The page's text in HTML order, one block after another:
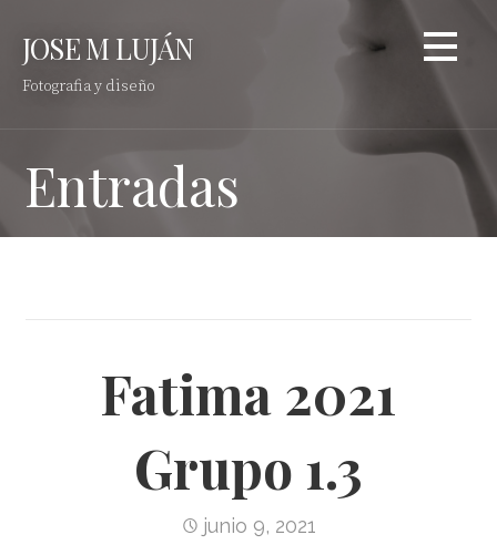
contenido
JOSE M LUJÁN
Fotografia y diseño
Entradas
Fatima 2021
Grupo 1.3
junio 9, 2021